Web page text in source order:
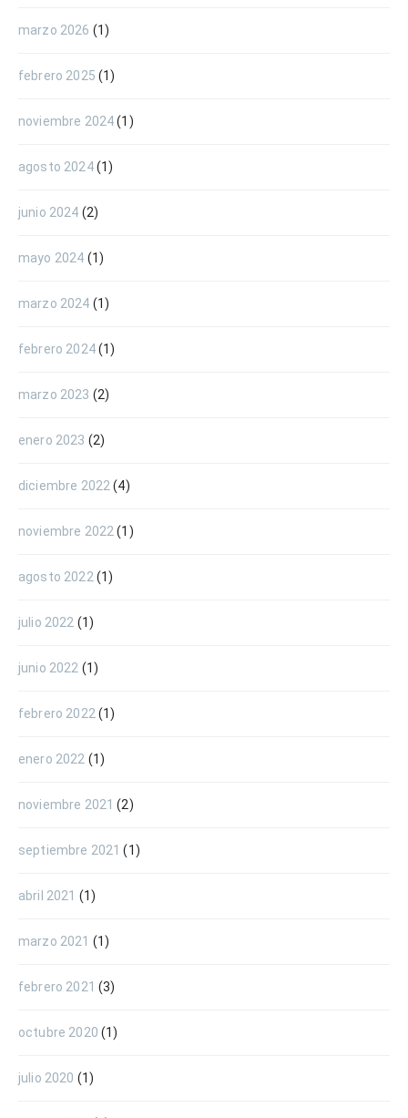
marzo 2026 (1)
febrero 2025 (1)
noviembre 2024(1)
agosto 2024(1)
junio 2024 (2)
mayo 2024 (1)
marzo 2024 (1)
febrero 2024(1)
marzo 2023 (2)
enero 2023 (2)
diciembre 2022 (4)
noviembre 2022 (1)
agosto 2022 (1)
julio 2022 (1)
junio 2022 (1)
febrero 2022 (1)
enero 2022 (1)
noviembre 2021 (2)
septiembre 2021 (1)
abril 2021 (1)
marzo 2021 (1)
febrero 2021 (3)
octubre 2020 (1)
julio 2020 (1)